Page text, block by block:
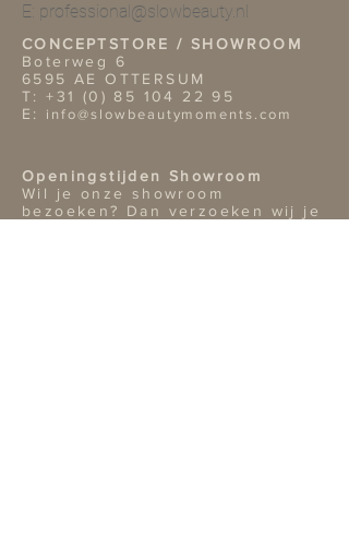
E: professional@slowbeauty.nl
CONCEPTSTORE / SHOWROOM
Boterweg 6
6595 AE OTTERSUM
T:+31 (0) 85 104 22 95
E: info@slowbeautymoments.com
Openingstijden Showroom
Wil je onze showroom
bezoeken? Dan verzoeken wij je